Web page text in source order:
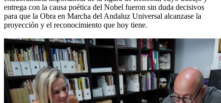
entrega con la causa poética del Nobel fueron sin duda decisivos
para que la Obra en Marcha del Andaluz Universal alcanzase la
proyección y el reconocimiento que hoy tiene.